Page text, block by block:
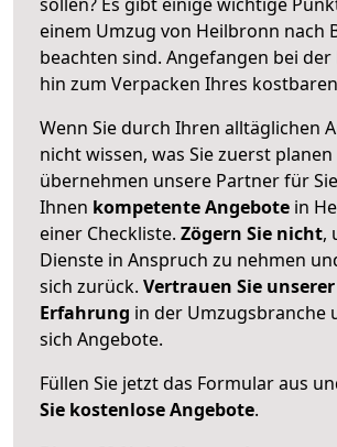
einem Umzug von Heilbronn nach
beachten sind. Angefangen bei der
hin zum Verpacken Ihres
Wenn Sie durch Ihren alltäglichen
nicht wissen, was Sie zuerst
übernehmen unsere Partner für
Ihnen kompetente Angebote in
einer Checkliste. Zögern Sie nicht,
Dienste in Anspruch zu nehmen
sich zurück. Vertrauen Sie unserer
Erfahrung in der Umzugsbranche
sich Angebote.
Füllen Sie jetzt das Formular aus
Sie kostenlose Angebote.